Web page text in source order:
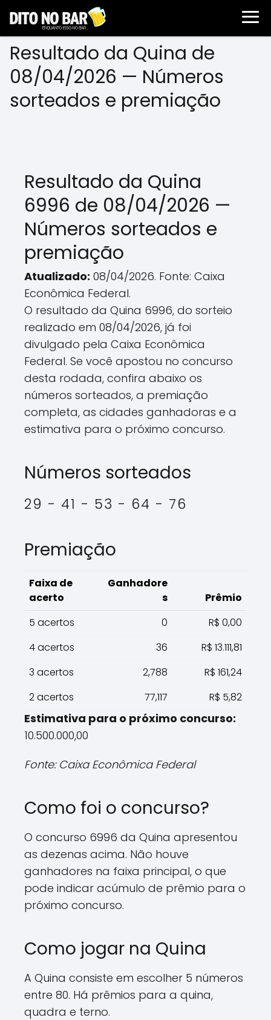
Resultado da Quina de
08/04/2026 — Números
sorteados e premiação
Resultado da Quina
6996 de 08/04/2026 —
Números sorteados e
premiação
Atualizado: 08/04/2026. Fonte: Caixa
Econômica Federal.
O resultado da Quina 6996, do sorteio
realizado em 08/04/2026, já foi
divulgado pela Caixa Econômica
Federal. Se você apostou no concurso
desta rodada, confira abaixo os
números sorteados, a premiação
completa, as cidades ganhadoras e a
estimativa para o próximo concurso.
Números sorteados
29 - 41 - 53 - 64 - 76
Premiação
Faixa de
acerto
Ganhadore
s
Prêmio
5 acertos
0
R$ 0,00
4 acertos
36
R$ 13.111,81
3 acertos
2,788
R$ 161,24
2 acertos
77,117 R$ 5,82
Estimativa para o próximo concurso:
10.500.000,00
Fonte: Caixa Econômica Federal
Como foi o concurso?
O concurso 6996 da Quina apresentou
as dezenas acima. Não houve
ganhadores na faixa principal, o que
pode indicar acúmulo de prêmio para o
próximo concurso.
Como jogar na Quina
A Quina consiste em escolher 5 números
entre 80. Há prêmios para a quina,
quadra e terno.